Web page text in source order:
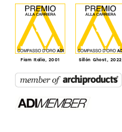
Fiam Italia, 2001 Sillón Ghost, 2022